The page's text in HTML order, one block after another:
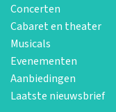
Concerten
Cabaret en theater
Musicals
Evenementen
Aanbiedingen
Laatste nieuwsbrief